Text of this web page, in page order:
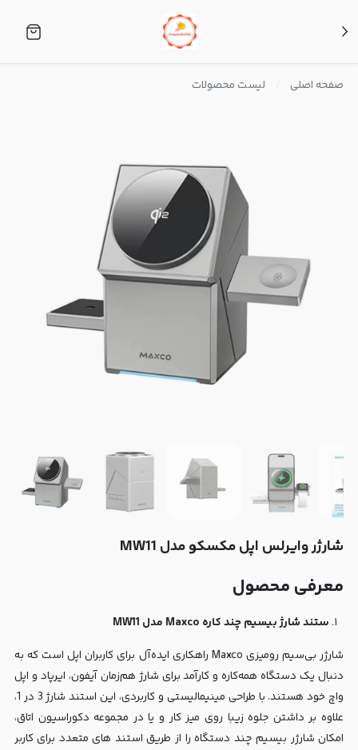
صفحه اصلی لیست محصولات
شارژر وایرلس اپل مکسکو مدل MW11
معرفی محصول
ستند شارژ بیسیم چند کاره Maxco مدل MW11
شارژر بی‌سیم رومیزی Maxco راهکاری ایده‌آل برای کاربران اپل است که به
دنبال یک دستگاه همه‌کاره و کارآمد برای شارژ هم‌زمان آیفون، ایرپاد و اپل
واچ خود هستند. با طراحی مینیمالیستی و کاربردی، این استند شارژ 3 در 1،
علاوه بر داشتن جلوه زیبا روی میز کار و یا در مجموعه دکوراسیون اتاق،
امکان شارژر بیسیم چند دستگاه را از طریق استند های متعدد برای کاربر